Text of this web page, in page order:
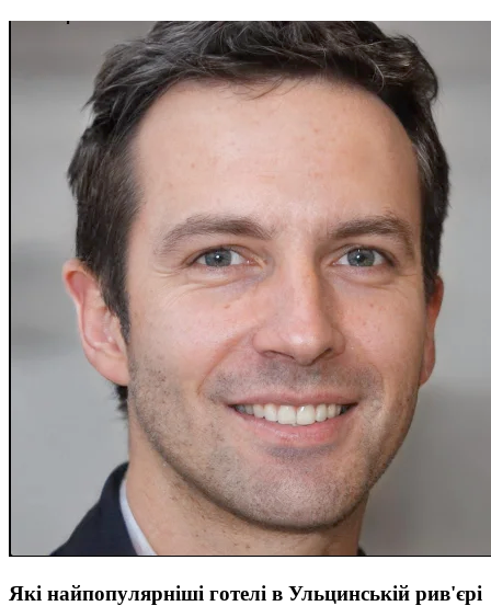
Які найпопулярніші готелі в Ульцинській рив'єрі